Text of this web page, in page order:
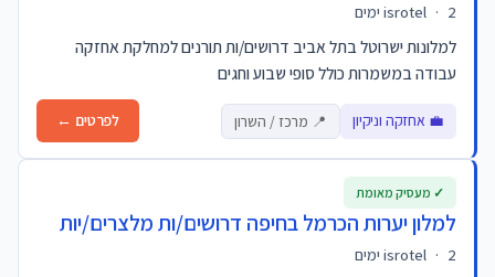
isrotel · 2 ימים
למלונות ישרוטל בתל אביב דרושים/ות תורנים למחלקת אחזקה
עבודה במשמרות כולל סופי שבוע וחגים
💼 אחזקה וניקיון 📍 מרכז / השרון לפרטים ←
למלון יערות הכרמל בחיפה דרושים/ות מלצרים/יות
isrotel · 2 ימים
✓ מעסיק מאומת